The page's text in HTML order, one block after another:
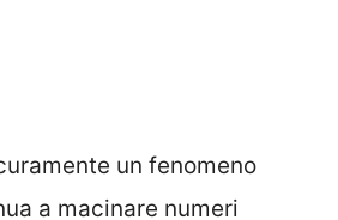
un fenomeno
a macinare numeri